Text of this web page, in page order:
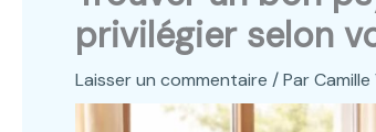
privilégier selon
Laisser un commentaire / ParCamille